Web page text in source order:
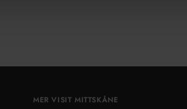
MER VISIT MITTSKÅNE